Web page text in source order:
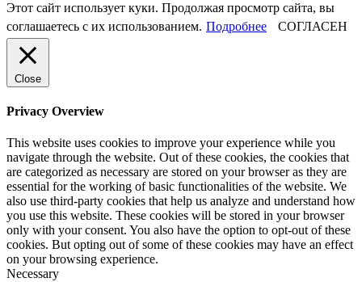
Этот сайт использует куки. Продолжая просмотр сайта, вы
соглашаетесь с их использованием. Подробнее СОГЛАСЕН
Close
Privacy Overview
This website uses cookies to improve your experience while you
navigate through the website. Out of these cookies, the cookies that
are categorized as necessary are stored on your browser as they are
essential for the working of basic functionalities of the website. We
also use third-party cookies that help us analyze and understand how
you use this website. These cookies will be stored in your browser
only with your consent. You also have the option to opt-out of these
cookies. But opting out of some of these cookies may have an effect
on your browsing experience.
Necessary